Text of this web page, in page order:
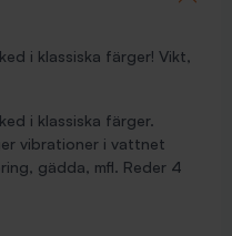
i klassiska färger! Vikt,
i klassiska färger.
vibrationer i vattnet
gädda, mfl. Reder 4